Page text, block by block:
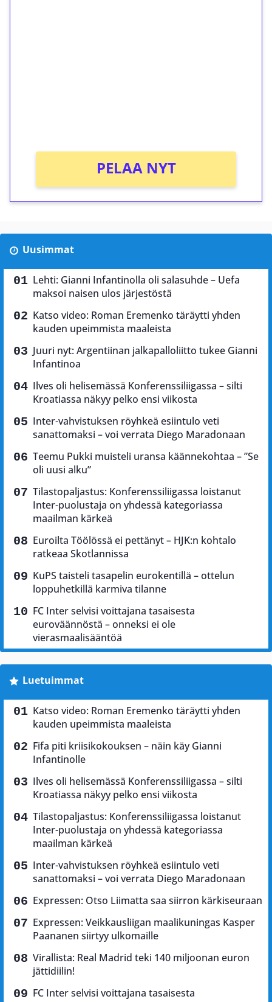
PELAA NYT
Uusimmat
Lehti: Gianni Infantinolla oli salasuhde – Uefa
maksoi naisen ulos järjestöstä
Katso video: Roman Eremenko täräytti yhden
kauden upeimmista maaleista
Juuri nyt: Argentiinan jalkapalloliitto tukee Gianni
Infantinoa
Ilves oli helisemässä Konferenssiliigassa – silti
Kroatiassa näkyy pelko ensi viikosta
Inter-vahvistuksen röyhkeä esiintulo veti
sanattomaksi – voi verrata Diego Maradonaan
Teemu Pukki muisteli uransa käännekohtaa – ”Se
oli uusi alku”
Tilastopaljastus: Konferenssiliigassa loistanut
Inter-puolustaja on yhdessä kategoriassa
maailman kärkeä
Euroilta Töölössä ei pettänyt – HJK:n kohtalo
ratkeaa Skotlannissa
KuPS taisteli tasapelin eurokentillä – ottelun
loppuhetkillä karmiva tilanne
FC Inter selvisi voittajana tasaisesta
euroväännöstä – onneksi ei ole
vierasmaalisääntöä
Luetuimmat
Katso video: Roman Eremenko täräytti yhden
kauden upeimmista maaleista
Fifa piti kriisikokouksen – näin käy Gianni
Infantinolle
Ilves oli helisemässä Konferenssiliigassa – silti
Kroatiassa näkyy pelko ensi viikosta
Tilastopaljastus: Konferenssiliigassa loistanut
Inter-puolustaja on yhdessä kategoriassa
maailman kärkeä
Inter-vahvistuksen röyhkeä esiintulo veti
sanattomaksi – voi verrata Diego Maradonaan
Expressen: Otso Liimatta saa siirron kärkiseuraan
Expressen: Veikkausliigan maalikuningas Kasper
Paananen siirtyy ulkomaille
Virallista: Real Madrid teki 140 miljoonan euron
jättidiilin!
FC Inter selvisi voittajana tasaisesta